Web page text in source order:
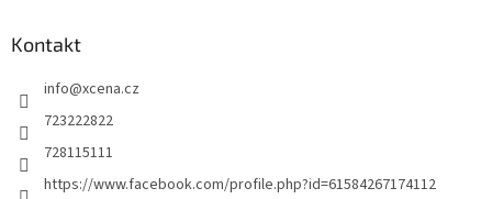
Kontakt
info@xcena.cz
723222822
728115111
https://www.facebook.com/profile.php?id=61584267174112